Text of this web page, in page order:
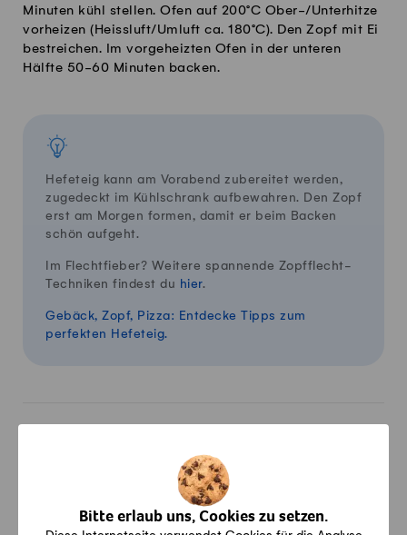
Bitte erlaub uns, Cookies zu setzen.
Minuten kühl stellen. Ofen auf 200°C Ober-/Unterhitze
vorheizen (Heissluft/Umluft ca. 180°C). Den Zopf mit Ei
bestreichen. Im vorgeheizten Ofen in der unteren
Hälfte 50-60 Minuten backen.
Hefeteig kann am Vorabend zubereitet werden,
zugedeckt im Kühlschrank aufbewahren. Den Zopf
erst am Morgen formen, damit er beim Backen
schön aufgeht.
Im Flechtfieber? Weitere spannende Zopfflecht-
Techniken findest du hier.
Gebäck, Zopf, Pizza: Entdecke Tipps zum
perfekten Hefeteig.